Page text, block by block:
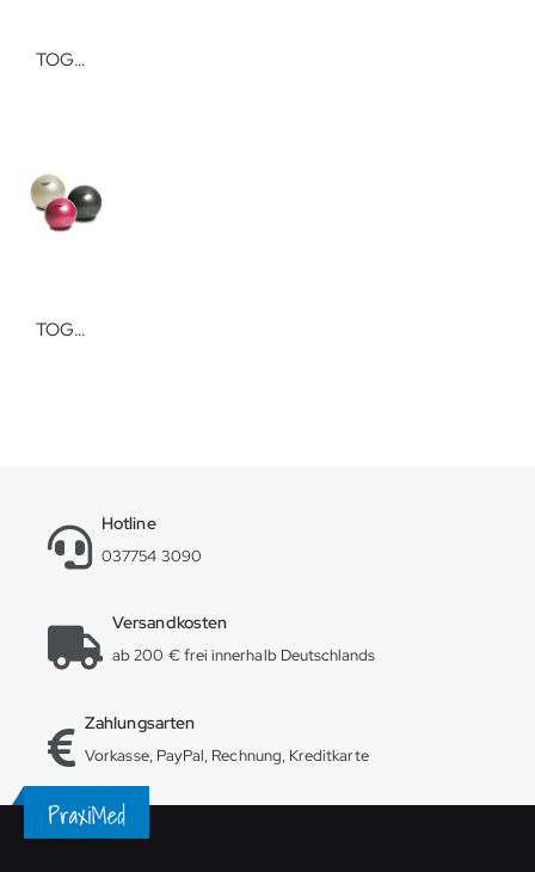
TOGU Noppenball lang 11 cm Massageball
TOGU MyBall Soft Trainingsball
Hotline
037754 3090
Versandkosten
ab 200 € frei innerhalb Deutschlands
Zahlungsarten
Vorkasse, PayPal, Rechnung, Kreditkarte